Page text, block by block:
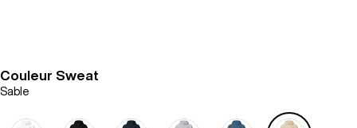
Couleur Sweat
Sable